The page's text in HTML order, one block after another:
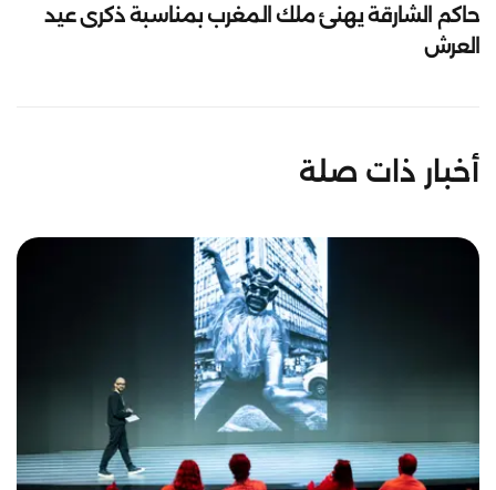
حاكم الشارقة يهنئ ملك المغرب بمناسبة ذكرى عيد
العرش
أخبار ذات صلة